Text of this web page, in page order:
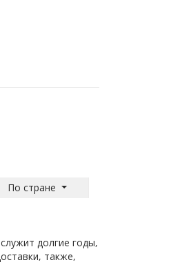
По стране
долгие годы,
также,